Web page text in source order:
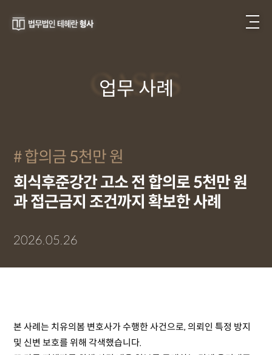
CASES
업무 사례
합의금 5천만 원
회식후준강간 고소 전 합의로 5천만 원
과 접근금지 조건까지 확보한 사례
2026.05.26
본 사례는 치유의봄 변호사가 수행한 사건으로, 의뢰인 특정 방지
및 신변 보호를 위해 각색했습니다.